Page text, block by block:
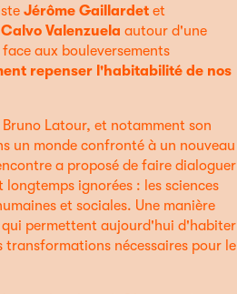
Jérôme Gaillardet et
Valenzuela autour d'une
aux bouleversements
repenser l'habitabilité de nos
Latour, et notamment son
un monde confronté à un nouveau
a proposé de faire dialoguer
ignorées : les sciences
et sociales. Une manière
permettent aujourd'hui d'habiter
transformations nécessaires pour le